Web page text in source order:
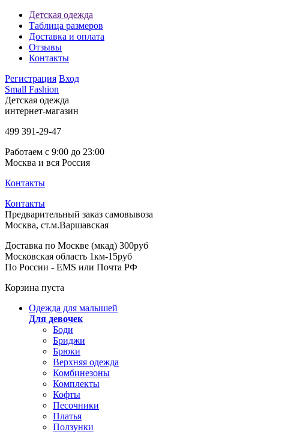
Детская одежда
Таблица размеров
Доставка и оплата
Отзывы
Контакты
Регистрация Вход
Small Fashion
Детская одежда
интернет-магазин
499 391-29-47
Работаем с 9:00 до 23:00
Москва и вся Россия
Контакты
Контакты
Предварительный заказ самовывоза
Москва, ст.м.Варшавская
Доставка по Москве (мкад) 300руб
Московская область 1км-15руб
По России - EMS или Почта РФ
Корзина пуста
Одежда для малышей
Для девочек
Боди
Бриджи
Брюки
Верхняя одежда
Комбинезоны
Комплекты
Кофты
Песочники
Платья
Ползунки